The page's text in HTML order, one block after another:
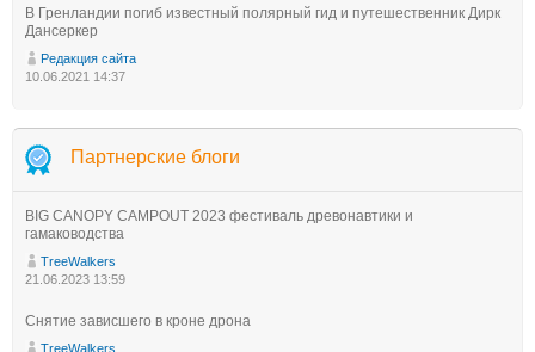
В Гренландии погиб известный полярный гид и путешественник Дирк
Дансеркер
Редакция сайта
10.06.2021 14:37
Партнерские блоги
BIG CANOPY CAMPOUT 2023 фестиваль древонавтики и
гамаководства
TreeWalkers
21.06.2023 13:59
Снятие зависшего в кроне дрона
TreeWalkers